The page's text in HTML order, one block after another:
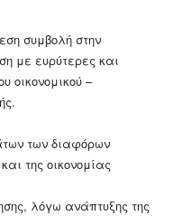
συμβολή στην
με ευρύτερες και
οικονομικού –
των διαφόρων
της οικονομίας
λόγω ανάπτυξης της